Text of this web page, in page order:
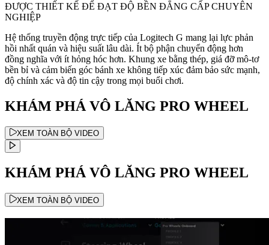
ĐƯỢC THIẾT KẾ ĐỂ ĐẠT ĐỘ BỀN ĐẲNG CẤP CHUYÊN
NGHIỆP
Hệ thống truyền động trực tiếp của Logitech G mang lại lực phản
hồi nhất quán và hiệu suất lâu dài. Ít bộ phận chuyển động hơn
đồng nghĩa với ít hỏng hóc hơn. Khung xe bằng thép, giá đỡ mô-tơ
bền bỉ và cảm biến góc bánh xe không tiếp xúc đảm bảo sức mạnh,
độ chính xác và độ tin cậy trong mọi buổi chơi.
KHÁM PHÁ VÔ LĂNG PRO WHEEL
XEM TOÀN BỘ VIDEO
KHÁM PHÁ VÔ LĂNG PRO WHEEL
XEM TOÀN BỘ VIDEO